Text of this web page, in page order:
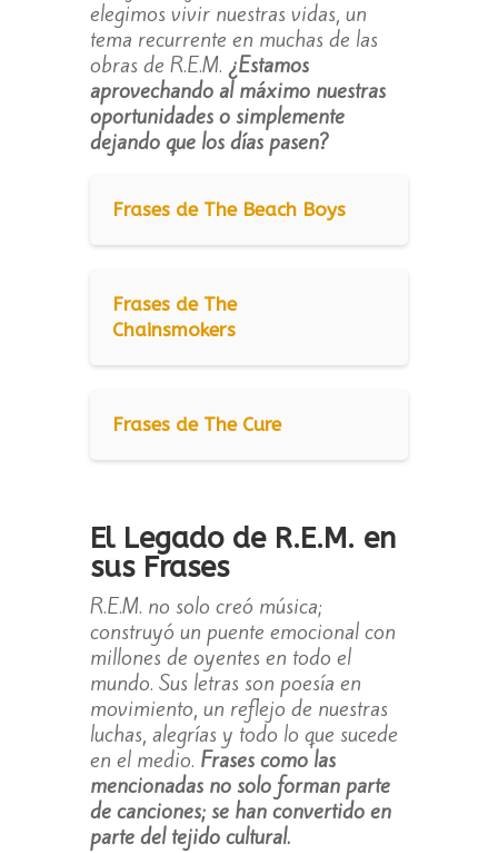
elegimos vivir nuestras vidas, un
tema recurrente en muchas de las
obras de R.E.M. ¿Estamos
aprovechando al máximo nuestras
oportunidades o simplemente
dejando que los días pasen?
Frases de The Beach Boys
Frases de The
Chainsmokers
Frases de The Cure
El Legado de R.E.M. en
sus Frases
R.E.M. no solo creó música;
construyó un puente emocional con
millones de oyentes en todo el
mundo. Sus letras son poesía en
movimiento, un reflejo de nuestras
luchas, alegrías y todo lo que sucede
en el medio. Frases como las
mencionadas no solo forman parte
de canciones; se han convertido en
parte del tejido cultural.